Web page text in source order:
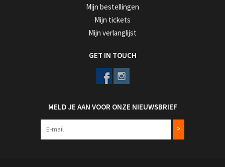
Mijn bestellingen
Mijn tickets
Mijn verlanglijst
GET IN TOUCH
MELD JE AAN VOOR ONZE NIEUWSBRIEF
>